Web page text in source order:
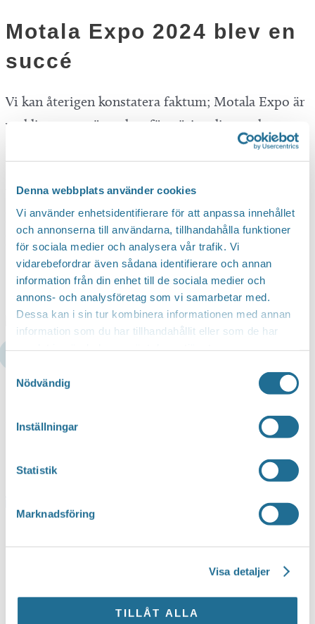
Denna webbplats använder cookies
Vi använder enhetsidentifierare för att anpassa innehållet
och annonserna till användarna, tillhandahålla funktioner
för sociala medier och analysera vår trafik. Vi
vidarebefordrar även sådana identifierare och annan
information från din enhet till de sociala medier och
annons- och analysföretag som vi samarbetar med.
Dessa kan i sin tur kombinera informationen med annan
information som du har tillhandahållit eller som de har
Samtyckesval
Nödvändig
Inställningar
Statistik
Marknadsföring
Visa detaljer
TILLÅT ALLA
Motala Expo 2024 blev en
succé
Vi kan återigen konstatera faktum; Motala Expo är
verkligen en mötesplats för näringslivet och en
riktig succé! Under två lyckade mässdagar
besökare i Vätternrundan arena för att knyta
kontakter och bekanta sig med företag i Motala
kommun.
Motala Expo
LÄS MER GENOM ATT KLICKA HÄR
Senast uppdaterad:
Facebook
Hittar du inte vad du söker?
Sök här... SEARCH